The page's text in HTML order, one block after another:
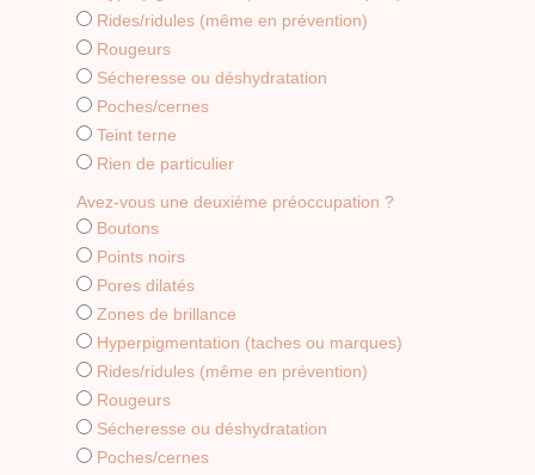
Rides/ridules (même en prévention)
Rougeurs
Sécheresse ou déshydratation
Poches/cernes
Teint terne
Rien de particulier
Avez-vous une deuxième préoccupation ?
Boutons
Points noirs
Pores dilatés
Zones de brillance
Hyperpigmentation (taches ou marques)
Rides/ridules (même en prévention)
Rougeurs
Sécheresse ou déshydratation
Poches/cernes